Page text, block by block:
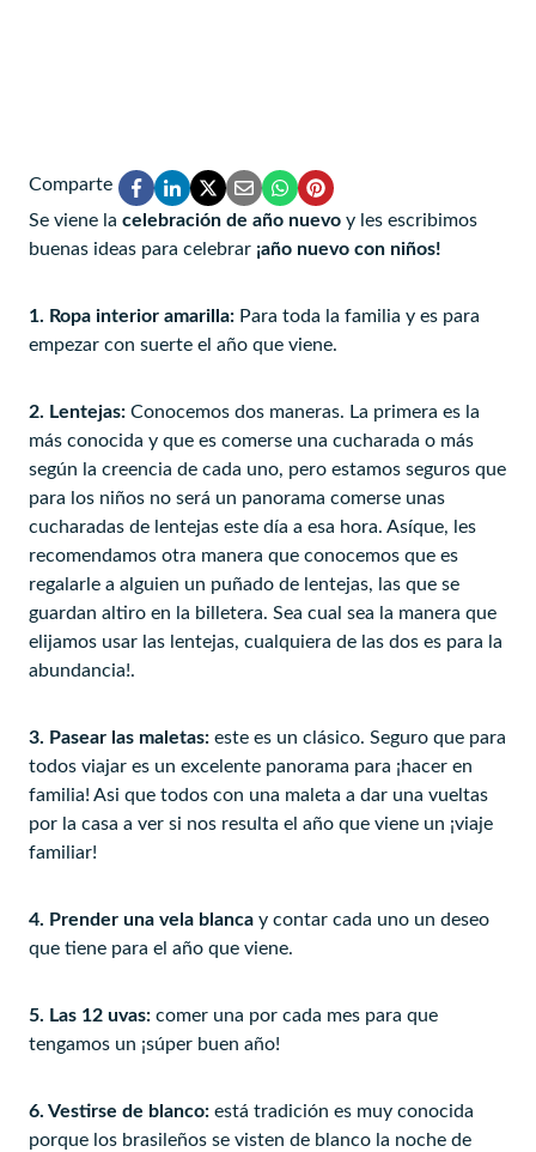
Comparte
Se viene la celebración de año nuevo y les escribimos
buenas ideas para celebrar ¡año nuevo con niños!
1. Ropa interior amarilla: Para toda la familia y es para
empezar con suerte el año que viene.
2. Lentejas: Conocemos dos maneras. La primera es la
más conocida y que es comerse una cucharada o más
según la creencia de cada uno, pero estamos seguros que
para los niños no será un panorama comerse unas
cucharadas de lentejas este día a esa hora. Asíque, les
recomendamos otra manera que conocemos que es
regalarle a alguien un puñado de lentejas, las que se
guardan altiro en la billetera. Sea cual sea la manera que
elijamos usar las lentejas, cualquiera de las dos es para la
abundancia!.
3. Pasear las maletas: este es un clásico. Seguro que para
todos viajar es un excelente panorama para ¡hacer en
familia! Asi que todos con una maleta a dar una vueltas
por la casa a ver si nos resulta el año que viene un ¡viaje
familiar!
4. Prender una vela blanca y contar cada uno un deseo
que tiene para el año que viene.
5. Las 12 uvas: comer una por cada mes para que
tengamos un ¡súper buen año!
6. Vestirse de blanco: está tradición es muy conocida
porque los brasileños se visten de blanco la noche de